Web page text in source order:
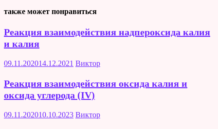
также может понравиться
Реакция взаимодействия надпероксида калия
и калия
09.11.202014.12.2021 Виктор
Реакция взаимодействия оксида калия и
оксида углерода (IV)
09.11.202010.10.2023 Виктор